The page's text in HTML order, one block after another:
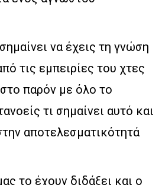
να έχεις τη γνώση
τις εμπειρίες του χτες
παρόν με όλο το
τι σημαίνει αυτό και
αποτελεσματικότητά
το έχουν διδάξει και ο